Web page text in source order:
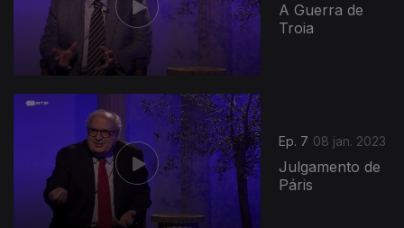
A Guerra de
Troia
Ep. 7 08 jan. 2023
Julgamento de
Páris